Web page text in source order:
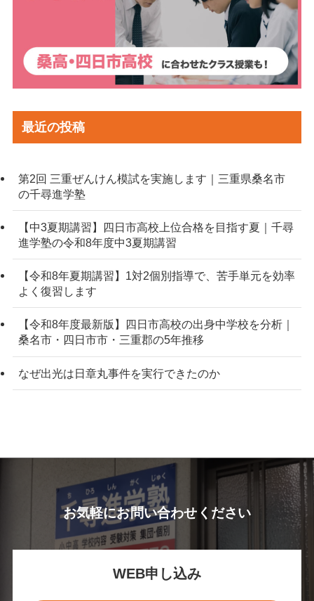
最近の投稿
第2回 三重ぜんけん模試を実施します｜三重県桑名市
の千尋進学塾
【中3夏期講習】四日市高校上位合格を目指す夏｜千尋
進学塾の令和8年度中3夏期講習
【令和8年夏期講習】1対2個別指導で、苦手単元を効率
よく復習します
【令和8年度最新版】四日市高校の出身中学校を分析｜
桑名市・四日市市・三重郡の5年推移
なぜ出光は日章丸事件を実行できたのか
お気軽にお問い合わせください
WEB申し込み